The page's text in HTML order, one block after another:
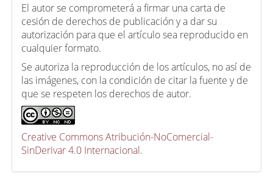
El autor se comprometerá a firmar una carta de
cesión de derechos de publicación y a dar su
autorización para que el artículo sea reproducido en
cualquier formato.
Se autoriza la reproducción de los artículos, no así de
las imágenes, con la condición de citar la fuente y de
que se respeten los derechos de autor.
Creative Commons Atribución-NoComercial-
SinDerivar 4.0 Internacional.